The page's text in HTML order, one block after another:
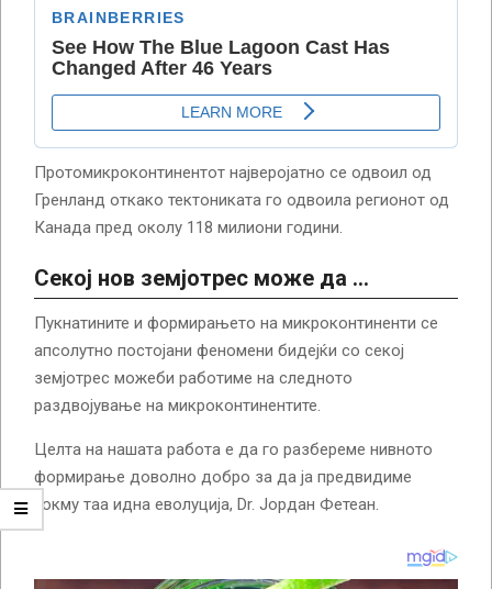
Протомикроконтинентот најверојатно се одвоил од
Гренланд откако тектониката го одвоила регионот од
Канада пред околу 118 милиони години.
Секој нов земјотрес може да …
Пукнатините и формирањето на микроконтиненти се
апсолутно постојани феномени бидејќи со секој
земјотрес можеби работиме на следното
раздвојување на микроконтинентите.
Целта на нашата работа е да го разбереме нивното
формирање доволно добро за да ја предвидиме
токму таа идна еволуција, Dr. Јордан Фетеан.